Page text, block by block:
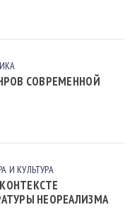
СОВРЕМЕННОЙ
И КУЛЬТУРА
НЕОРЕАЛИЗМА